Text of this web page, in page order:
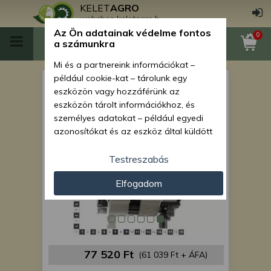
KELETAGRO
webshop.keletagro.hu
0
Force 915 generátor
77 520 Ft (61 039 Ft + ÁFA)
Az Ön adatainak védelme fontos
a számunkra
Mi és a partnereink információkat –
például cookie-kat – tárolunk egy
eszközön vagy hozzáférünk az
eszközön tárolt információkhoz, és
személyes adatokat – például egyedi
azonosítókat és az eszköz által küldött
személyre szabott hirdetések és
tartalom nyújtásához, hirdetés- és
tartalomméréshez, nézettségi adatok
gyűjtéséhez, valamint termékek
kifejlesztéséhez és a termékek
javításához. Az Ön engedélyével mi és a
partnereink eszközleolvasásos
módszerrel szerzett pontos geolokációs
Testreszabás
Elfogadom